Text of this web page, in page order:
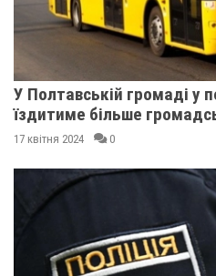
У Полтавській громаді у
їздитиме більше
17 квітня 2024 0